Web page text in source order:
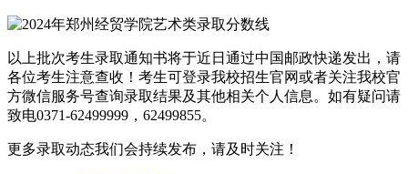
以上批次考生录取通知书将于近日通过中国邮政快递发出，请
各位考生注意查收！考生可登录我校招生官网或者关注我校官
方微信服务号查询录取结果及其他相关个人信息。如有疑问请
致电0371-62499999，62499855。
更多录取动态我们会持续发布，请及时关注！